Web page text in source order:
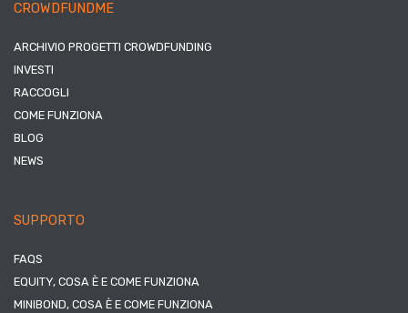
CROWDFUNDME
ARCHIVIO PROGETTI CROWDFUNDING
INVESTI
RACCOGLI
COME FUNZIONA
BLOG
NEWS
SUPPORTO
FAQS
EQUITY, COSA È E COME FUNZIONA
MINIBOND, COSA È E COME FUNZIONA